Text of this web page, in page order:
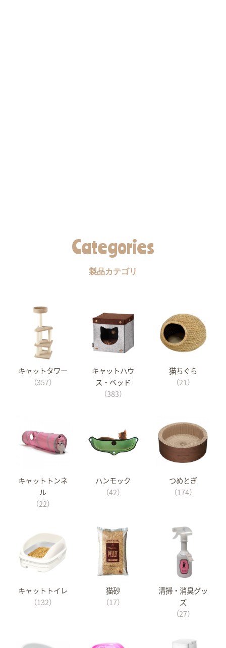
Categories
製品カテゴリ
キャットタワー
（357）
キャットハウ
ス・ベッド
（383）
猫ちぐら
（21）
キャットトンネ
ル
（22）
ハンモック
（42）
つめとぎ
（174）
キャットトイレ
（132）
猫砂
（17）
清掃・消臭グッ
ズ
（27）